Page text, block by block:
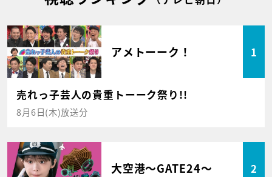
アメトーーク！ 1
売れっ子芸人の貴重トーーク祭り!!
8月6日(木)放送分
大空港～GATE24～ 2